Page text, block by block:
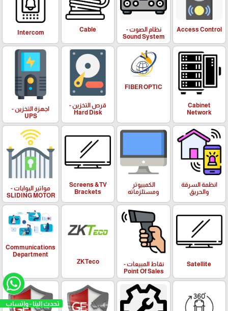
تحدث الينا - واتساب
Access Control
نظام الصوت -
Sound System
Cable
Intercom
Cabinet
Network
FIBER OPTIC
قرص التخزين -
Hard Disk
اجهزة التخزين -
UPS
انظمة السرقة
والحريق
الكمبيوتر
ومستلزماته
Screens &TV
Brackets
مواتير البوابات -
SLIDING MOTOR
Satellite
نقاط المبيعات -
Point Of Sales
ZKTeco
Communications
Department